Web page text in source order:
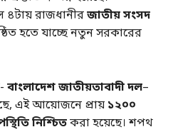
৪টায় রাজধানীরজাতীয় সংসদ
হতে যাচ্ছে নতুন সরকারের
বাংলাদেশ জাতীয়তাবাদী দল–
এই আয়োজনে প্রায় ১২০০
নিশ্চিতকরা হয়েছে। শপথ